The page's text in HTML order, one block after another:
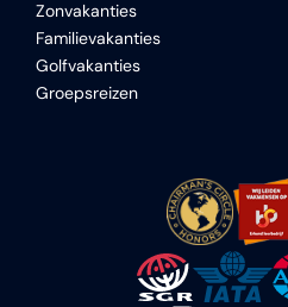
Zonvakanties
Familievakanties
Golfvakanties
Groepsreizen